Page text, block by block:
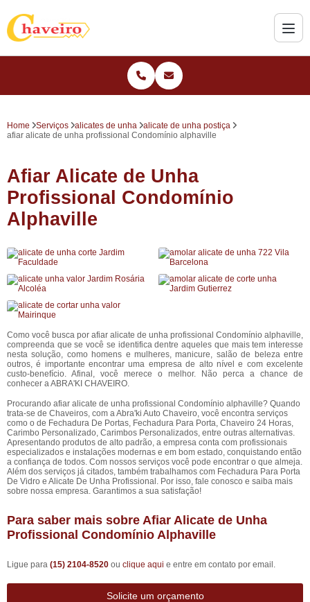
Home Serviços alicates de unha
alicate de unha postiça
afiar alicate de unha profissional Condomínio alphaville
Afiar Alicate de Unha
Profissional Condomínio
Alphaville
Como você busca por afiar alicate de unha profissional Condomínio alphaville,
compreenda que se você se identifica dentre aqueles que mais tem interesse
nesta solução, como homens e mulheres, manicure, salão de beleza entre
outros, é importante encontrar uma empresa de alto nível e com excelente
custo-benefício. Afinal, você merece o melhor. Não perca a chance de
conhecer a ABRA'KI CHAVEIRO.
Procurando afiar alicate de unha profissional Condomínio alphaville? Quando
trata-se de Chaveiros, com a Abra'ki Auto Chaveiro, você encontra serviços
como o de Fechadura De Portas, Fechadura Para Porta, Chaveiro 24 Horas,
Carimbo Personalizado, Carimbos Personalizados, entre outras alternativas.
Apresentando produtos de alto padrão, a empresa conta com profissionais
especializados e instalações modernas e em bom estado, conquistando então
a confiança de todos. Com nossos serviços você pode encontrar o que almeja.
Além dos serviços já citados, também trabalhamos com Fechadura Para Porta
De Vidro e Alicate De Unha Profissional. Por isso, fale conosco e saiba mais
sobre nossa empresa. Garantimos a sua satisfação!
Para saber mais sobre Afiar Alicate de Unha
Profissional Condomínio Alphaville
Ligue para (15) 2104-8520 ou clique aqui e entre em contato por email.
Solicite um orçamento